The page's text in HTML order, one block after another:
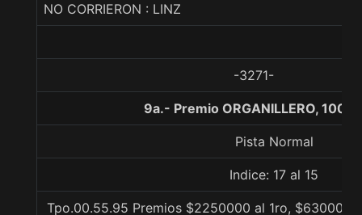
NO CORRIERON : LINZ
-3271-
9a.- Premio ORGANILLERO, 1000
Pista Normal
Indice: 17 al 15
Tpo.00.55.95 Premios $2250000 al 1ro, $630000